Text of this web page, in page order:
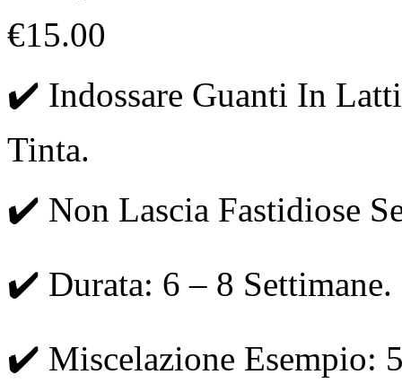
€15.00
✔️ Indossare Guanti In
Tinta.
✔️ Non Lascia Fastidiose
✔️ Durata: 6 – 8 Settimane.
✔️ Miscelazione Esempio: